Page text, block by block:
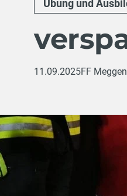
Übung und
11.09.2025FF